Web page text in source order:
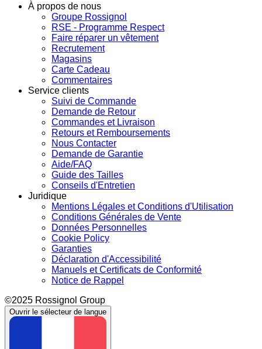
À propos de nous
Groupe Rossignol
RSE - Programme Respect
Faire réparer un vêtement
Recrutement
Magasins
Carte Cadeau
Commentaires
Service clients
Suivi de Commande
Demande de Retour
Commandes et Livraison
Retours et Remboursements
Nous Contacter
Demande de Garantie
Aide/FAQ
Guide des Tailles
Conseils d'Entretien
Juridique
Mentions Légales et Conditions d'Utilisation
Conditions Générales de Vente
Données Personnelles
Cookie Policy
Garanties
Déclaration d'Accessibilité
Manuels et Certificats de Conformité
Notice de Rappel
©2025 Rossignol Group
Ouvrir le sélecteur de langue